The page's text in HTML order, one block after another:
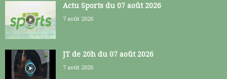
Actu Sports du 07 août 2026
7 août 2026
JT de 20h du 07 août 2026
7 août 2026